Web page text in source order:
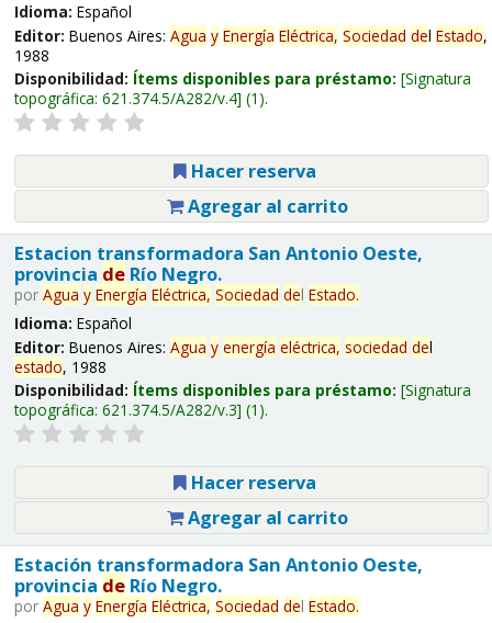
Idioma: Español
Editor: Buenos Aires: Agua y Energía Eléctrica, Sociedad del Estado,
1988
Disponibilidad: Ítems disponibles para préstamo: Signatura
topográfica: 621.374.5/A282/v.4 (1).
Hacer reserva
Agregar al carrito
Estacion transformadora San Antonio Oeste,
provincia deRío Negro.
por Agua y Energía Eléctrica, Sociedad del Estado.
Idioma: Español
Editor: Buenos Aires: Agua y energía eléctrica, sociedad del
estado, 1988
Disponibilidad: Ítems disponibles para préstamo: Signatura
topográfica: 621.374.5/A282/v.3 (1).
Hacer reserva
Agregar al carrito
Estación transformadora San Antonio Oeste,
provincia deRío Negro.
por Agua y Energía Eléctrica, Sociedad del Estado.